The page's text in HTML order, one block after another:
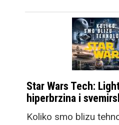
Star Wars Tech:
hiperbrzina i
Koliko smo blizu